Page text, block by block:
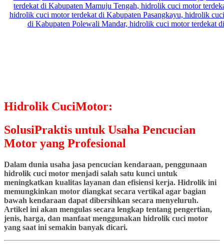
Hidrolik CuciMotor:
SolusiPraktis untuk Usaha Pencucian
Motor yang Profesional
Dalam dunia usaha jasa pencucian kendaraan, penggunaan
hidrolik cuci motor menjadi salah satu kunci untuk
meningkatkan kualitas layanan dan efisiensi kerja. Hidrolik ini
memungkinkan motor diangkat secara vertikal agar bagian
bawah kendaraan dapat dibersihkan secara menyeluruh.
Artikel ini akan mengulas secara lengkap tentang pengertian,
jenis, harga, dan manfaat menggunakan hidrolik cuci motor
yang saat ini semakin banyak dicari.